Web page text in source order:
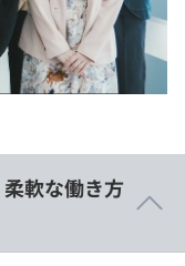
軟な働き方